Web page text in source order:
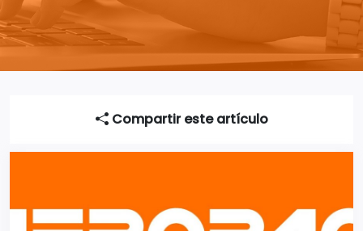
Compartir este artículo